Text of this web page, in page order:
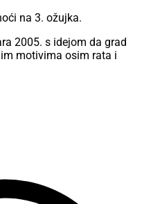
na 3. ožujka.
2005. s idejom da grad
motivima osim rata i